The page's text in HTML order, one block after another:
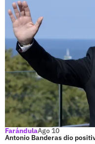
FarándulaAgo 10
Antonio Banderas dio